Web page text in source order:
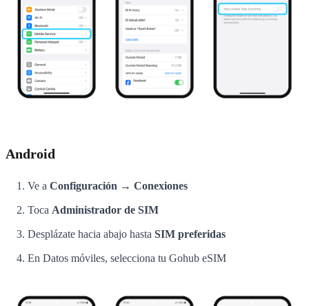
Android
Ve a Configuración → Conexiones
Toca Administrador de SIM
Desplázate hacia abajo hasta SIM preferidas
En Datos móviles, selecciona tu Gohub eSIM